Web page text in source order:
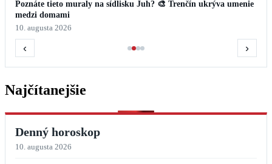
Poznáte tieto muraly na sídlisku Juh? 🎨 Trenčín ukrýva umenie
medzi domami
10. augusta 2026
‹ ›
Najčítanejšie
Denný horoskop
10. augusta 2026